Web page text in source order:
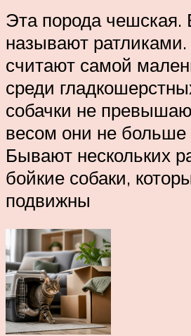
Эта порода
называют
считают самой
среди
собачки не
весом они не больше
Бывают нескольких
бойкие собаки,
подвижны